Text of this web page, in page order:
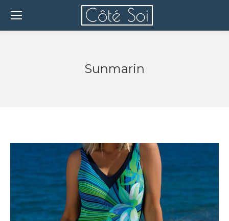
Sunmarin